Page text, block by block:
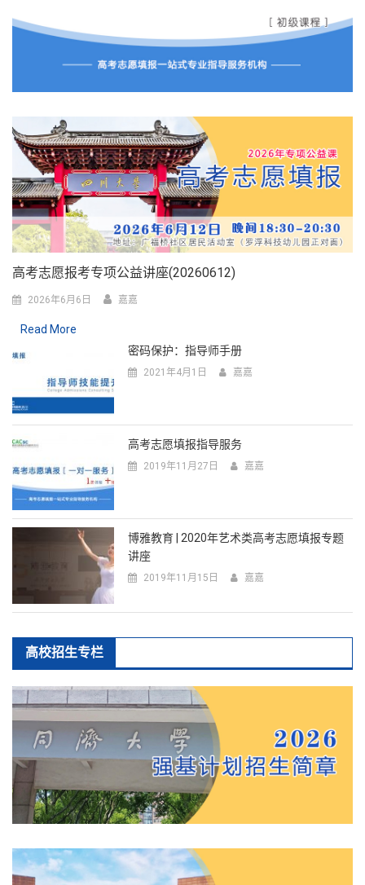
高考志愿报考专项公益讲座(20260612)
2026年6月6日 嘉嘉
Read More
密码保护：指导师手册
2021年4月1日 嘉嘉
高考志愿填报指导服务
2019年11月27日 嘉嘉
博雅教育 | 2020年艺术类高考志愿填报专题
讲座
2019年11月15日 嘉嘉
高校招生专栏